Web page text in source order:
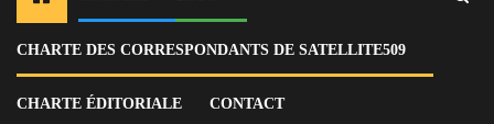
CHARTE DES CORRESPONDANTS DE SATELLITE509
CHARTE ÉDITORIALE CONTACT
Home
Actu
Fête du Drapeau et de l’Université : les membres du CPT et le
gouvernement chassés au Cap-Haïtien